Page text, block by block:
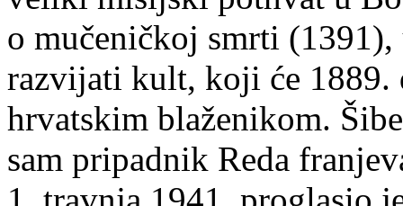
o mučeničkoj smrti (1391),
razvijati kult, koji će 1889.
hrvatskim blaženikom.
sam pripadnik Reda